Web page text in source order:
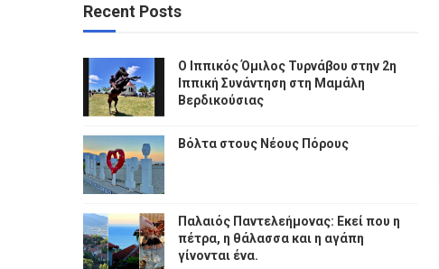
Recent Posts
Ο Ιππικός Όμιλος Τυρνάβου στην 2η
Ιππική Συνάντηση στη Μαμάλη
Βερδικούσιας
Βόλτα στους Νέους Πόρους
Παλαιός Παντελεήμονας: Εκεί που η
πέτρα, η θάλασσα και η αγάπη
γίνονται ένα.